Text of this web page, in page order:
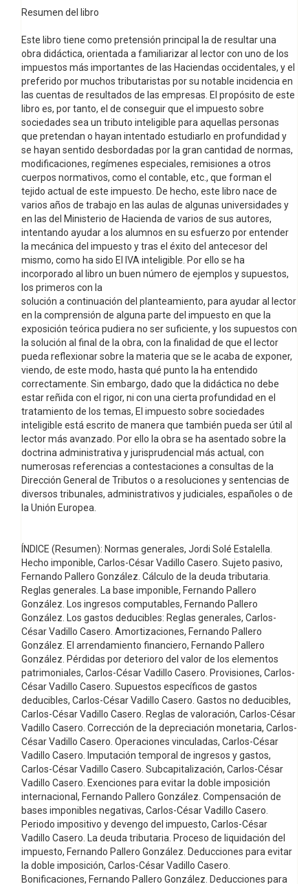
Resumen del libro
Este libro tiene como pretensión principal la de resultar una
obra didáctica, orientada a familiarizar al lector con uno de los
impuestos más importantes de las Haciendas occidentales, y el
preferido por muchos tributaristas por su notable incidencia en
las cuentas de resultados de las empresas. El propósito de este
libro es, por tanto, el de conseguir que el impuesto sobre
sociedades sea un tributo inteligible para aquellas personas
que pretendan o hayan intentado estudiarlo en profundidad y
se hayan sentido desbordadas por la gran cantidad de normas,
modificaciones, regímenes especiales, remisiones a otros
cuerpos normativos, como el contable, etc., que forman el
tejido actual de este impuesto. De hecho, este libro nace de
varios años de trabajo en las aulas de algunas universidades y
en las del Ministerio de Hacienda de varios de sus autores,
intentando ayudar a los alumnos en su esfuerzo por entender
la mecánica del impuesto y tras el éxito del antecesor del
mismo, como ha sido El IVA inteligible. Por ello se ha
incorporado al libro un buen número de ejemplos y supuestos,
los primeros con la
solución a continuación del planteamiento, para ayudar al lector
en la comprensión de alguna parte del impuesto en que la
exposición teórica pudiera no ser suficiente, y los supuestos con
la solución al final de la obra, con la finalidad de que el lector
pueda reflexionar sobre la materia que se le acaba de exponer,
viendo, de este modo, hasta qué punto la ha entendido
correctamente. Sin embargo, dado que la didáctica no debe
estar reñida con el rigor, ni con una cierta profundidad en el
tratamiento de los temas, El impuesto sobre sociedades
inteligible está escrito de manera que también pueda ser útil al
lector más avanzado. Por ello la obra se ha asentado sobre la
doctrina administrativa y jurisprudencial más actual, con
numerosas referencias a contestaciones a consultas de la
Dirección General de Tributos o a resoluciones y sentencias de
diversos tribunales, administrativos y judiciales, españoles o de
la Unión Europea.
ÍNDICE (Resumen): Normas generales, Jordi Solé Estalella.
Hecho imponible, Carlos-César Vadillo Casero. Sujeto pasivo,
Fernando Pallero González. Cálculo de la deuda tributaria.
Reglas generales. La base imponible, Fernando Pallero
González. Los ingresos computables, Fernando Pallero
González. Los gastos deducibles: Reglas generales, Carlos-
César Vadillo Casero. Amortizaciones, Fernando Pallero
González. El arrendamiento financiero, Fernando Pallero
González. Pérdidas por deterioro del valor de los elementos
patrimoniales, Carlos-César Vadillo Casero. Provisiones, Carlos-
César Vadillo Casero. Supuestos específicos de gastos
deducibles, Carlos-César Vadillo Casero. Gastos no deducibles,
Carlos-César Vadillo Casero. Reglas de valoración, Carlos-César
Vadillo Casero. Corrección de la depreciación monetaria, Carlos-
César Vadillo Casero. Operaciones vinculadas, Carlos-César
Vadillo Casero. Imputación temporal de ingresos y gastos,
Carlos-César Vadillo Casero. Subcapitalización, Carlos-César
Vadillo Casero. Exenciones para evitar la doble imposición
internacional, Fernando Pallero González. Compensación de
bases imponibles negativas, Carlos-César Vadillo Casero.
Periodo impositivo y devengo del impuesto, Carlos-César
Vadillo Casero. La deuda tributaria. Proceso de liquidación del
impuesto, Fernando Pallero González. Deducciones para evitar
la doble imposición, Carlos-César Vadillo Casero.
Bonificaciones, Fernando Pallero González. Deducciones para